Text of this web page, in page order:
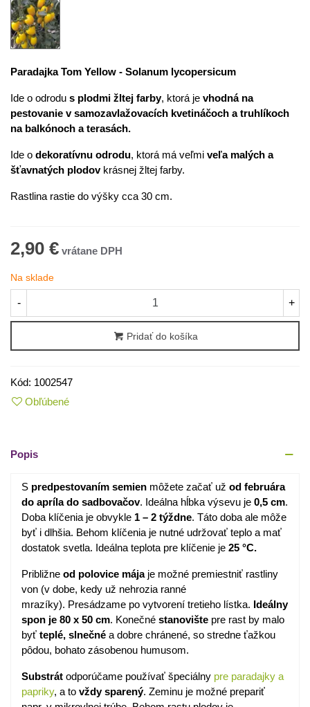
Paradajka Tom Yellow - Solanum lycopersicum
Ide o odrodu s plodmi žltej farby, ktorá je vhodná na
pestovanie v samozavlažovacích kvetináčoch a truhlíkoch
na balkónoch a terasách.
Ide o dekoratívnu odrodu, ktorá má veľmi veľa malých a
šťavnatých plodovkrásnej žltej farby.
Rastlina rastie do výšky cca 30 cm.
2,90 €
Na sklade
- +
Pridať do košíka
Kód: 1002547
Obľúbené
Popis
S predpestovaním semien môžete začať už od februára
do apríla do sadbovačov. Ideálna hĺbka výsevu je 0,5 cm.
Doba klíčenia je obvykle 1 – 2 týždne. Táto doba ale môže
byť i dlhšia. Behom klíčenia je nutné udržovať teplo a mať
dostatok svetla. Ideálna teplota pre klíčenie je 25 °C.
Približne od polovice májaje možné premiestniť rastliny
von (v dobe, kedy už nehrozia ranné
mrazíky). Presádzame po vytvorení tretieho lístka. Ideálny
spon je 80 x 50 cm. Konečné stanovište pre rast by malo
byť teplé, slnečné a dobre chránené, so stredne ťažkou
pôdou, bohato zásobenou humusom.
Substrát odporúčame používať špeciálny pre paradajky a
papriky, a to vždy sparený. Zeminu je možné prepariť